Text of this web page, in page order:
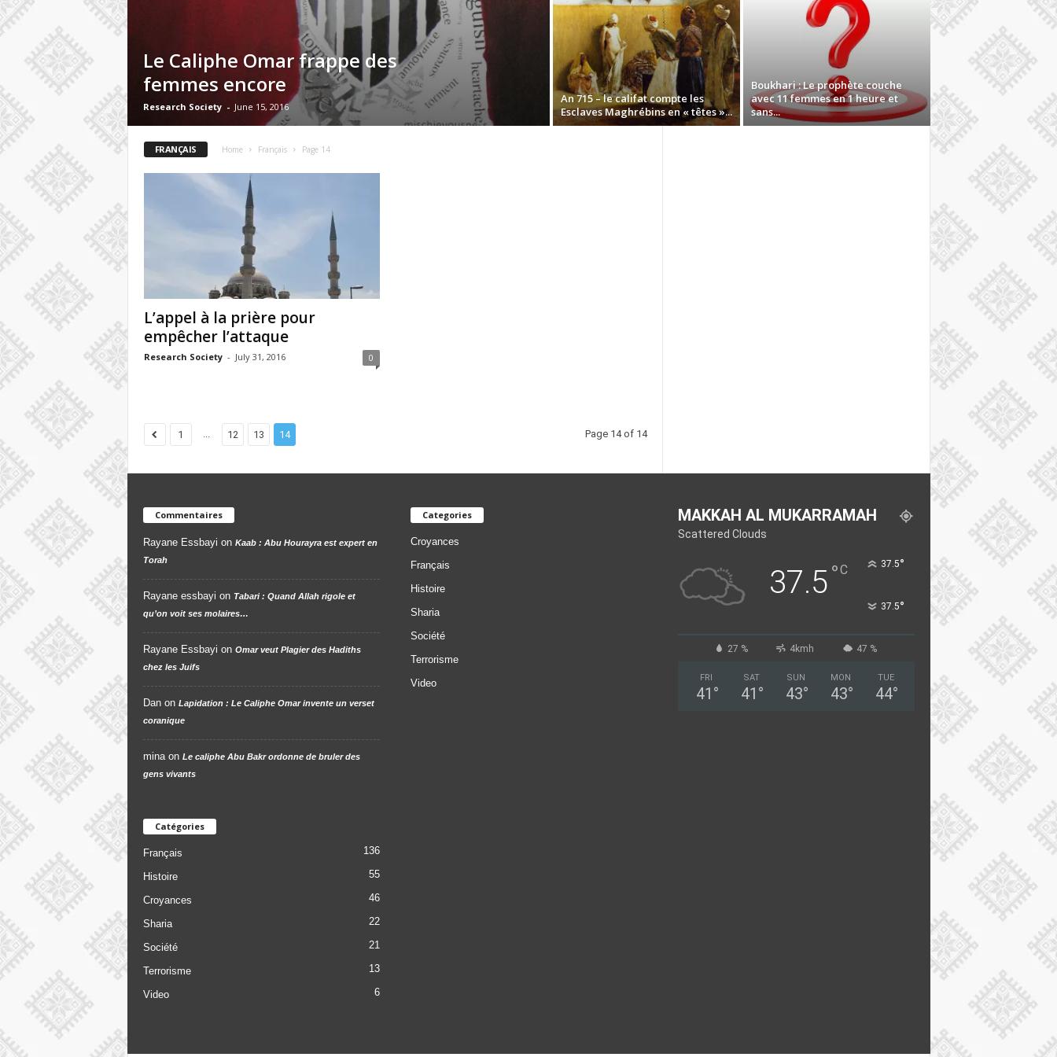
Le Caliphe Omar frappe des
femmes encore
Research Society - June 15, 2016
An 715 – le califat compte les
Esclaves Maghrébins en « têtes »...
Boukhari : Le prophète couche
avec 11 femmes en 1 heure et
sans...
FRANÇAIS Home Français Page 14
L’appel à la prière pour
empêcher l’attaque
Research Society - July 31, 2016 0
1 ... 12 13 14 Page 14 of 14
Commentaires
Rayane Essbayi on Kaab : Abu Hourayra est expert en
Torah
Rayane essbayi on Tabari : Quand Allah rigole et
qu’on voit ses molaires…
Rayane Essbayi on Omar veut Plagier des Hadiths
chez les Juifs
Danon Lapidation : Le Caliphe Omar invente un verset
coranique
minaon Le caliphe Abu Bakr ordonne de bruler des
gens vivants
Catégories
Français 136
Histoire 55
Croyances 46
Sharia 22
Société 21
Terrorisme 13
Video 6
Categories
Croyances
Français
Histoire
Sharia
Société
Terrorisme
Video
MAKKAH AL MUKARRAMAH
Scattered Clouds
37.5°C 37.5°
37.5°
27 % 4kmh 47 %
FRI
41 °
SAT
41 °
SUN
43°
MON
43°
TUE
44°